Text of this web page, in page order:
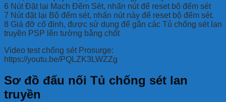
6 Nút Đặt lại Mạch Đếm Sét, nhấn nút để reset bộ đếm sét
7 Nút đặt lại Bộ đếm sét, nhấn nút này để reset bộ đếm sét.
8 Giá đỡ cố định, được sử dụng để gắn các Tủ chống sét lan
truyền PSP lên tường bằng chốt
Video test chống sét Prosurge:
https://youtu.be/PQLZK3LWZZg
Sơ đồ đấu nối Tủ chống sét lan
truyền